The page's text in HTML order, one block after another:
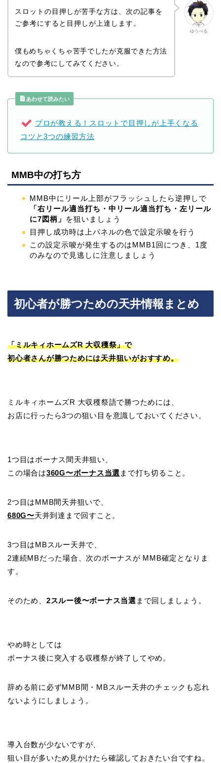
ゆうべる
スロットの目押しが苦手な方は、次の記事を
ご参考にすると目押しが上達します。
僕もめちゃくちゃ苦手でしたが克服できた方法
なので参考にしてみてください。
あわせて読みたい
プロが教える！スロットで目押しが上手くなる
コツと3つの練習方法
MMB中の打ち方
MMB中にリール上部がフラッシュしたら逆押しで
「右リール適当打ち・中リール適当打ち・左リール
に7図柄」
を狙いましょう
目押し成功時は上パネルの色で設定示唆を行う
この設定示唆が発生するのはMMB1回につき、1度
のみなので見逃しに注意しましょう
初心者が勝つための天井情報まとめ
「ミルキィホームズR 大収穫祭」で
初心者さんが勝つためには天井狙いがおすすめ。
ミルキィホームズR 大収穫祭語で勝つためには、
お店に行ったら3つの狙い目を意識しておいてください。
1つ目はボーナス間天井狙い、
この場合は360G〜ボーナス当選 まで打ち切ること。
2つ目はMMB間天井狙いで、
680G〜天井到達まで回すこと。
3つ目はMBスルー天井で、
2連続MBだった場合、次のボーナスが MMB確定となりま
す。
そのため、 2スルー後〜ボーナス当選 まで回しましょう。
やめ時としては
ボーナス後に突入する収穫祭が終了してやめ。
辞める前に必ずMMB間・MBスルー天井のチェックも忘れ
ないようにしましょう。
導入台数が少ないですが、
狙い目が多いため見かけたら確認しておきたい台ですね。